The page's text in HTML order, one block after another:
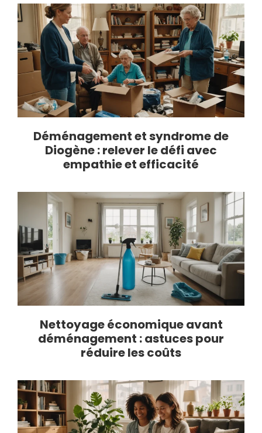
Déménagement et syndrome de
Diogène : relever le défi avec
empathie et efficacité
Nettoyage économique avant
déménagement : astuces pour
réduire les coûts